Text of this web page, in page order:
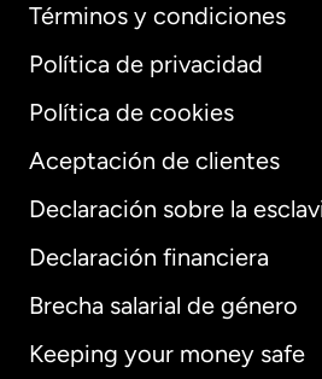
Términos y condiciones
Política de privacidad
Política de cookies
Aceptación de clientes
Declaración sobre la
Declaración financiera
Brecha salarial de género
Keeping your money safe
Internacional
Alemania